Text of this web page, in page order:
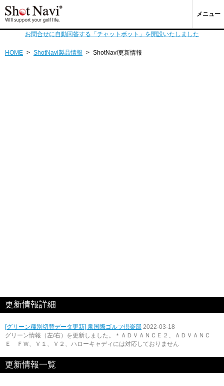
メニュー
お問合せに自動回答する「チャットボット」を開設いたしました
HOME > ShotNavi製品情報 > ShotNavi更新情報
更新情報詳細
[グリーン種別切替データ更新] 泉国際ゴルフ倶楽部 2022-03-18
グリーン情報（左/右）を更新しました。＊ＡＤＶＡＮＣＥ２、ＡＤＶＡＮＣ
Ｅ ＦＷ、Ｖ１、Ｖ２、ハローキャディには対応しておりません
更新情報一覧